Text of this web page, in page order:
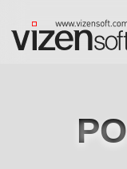
PO